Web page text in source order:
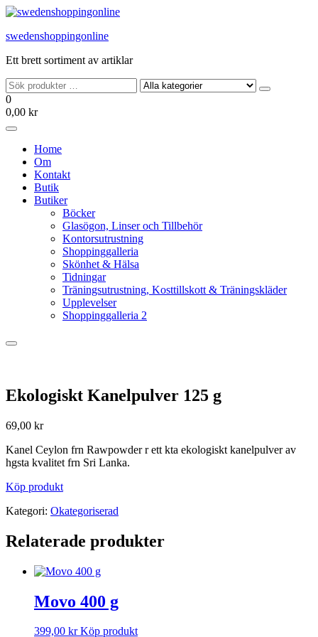
Hoppa
innehållet
swedenshoppingonline
Ett brett sortiment av artiklar
0
0,00 kr
Home
Om
Kontakt
Butik
Butiker
Böcker
Glasögon, Linser och Tillbehör
Kontorsutrustning
Shoppinggalleria
Skönhet & Hälsa
Tidningar
Träningsutrustning, Kosttillskott & Träningskläder
Upplevelser
Shoppinggalleria 2
Ekologiskt Kanelpulver 125 g
69,00 kr
Kanel Ceylon frn Rawpowder r ett kta ekologiskt kanelpulver av
hgsta kvalitet frn Sri Lanka.
Köp produkt
Kategori: Okategoriserad
Relaterade produkter
Movo 400 g
399,00 kr Köp produkt